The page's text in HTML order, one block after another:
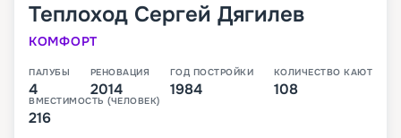
Теплоход Сергей Дягилев
КОМФОРТ
ПАЛУБЫ
4
РЕНОВАЦИЯ
2014
ГОД ПОСТРОЙКИ
1984
КОЛИЧЕСТВО КАЮТ
108
ВМЕСТИМОСТЬ (ЧЕЛОВЕК)
216